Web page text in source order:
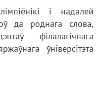
і надалей
да роднага слова,
філалагічнага
ўніверсітэта